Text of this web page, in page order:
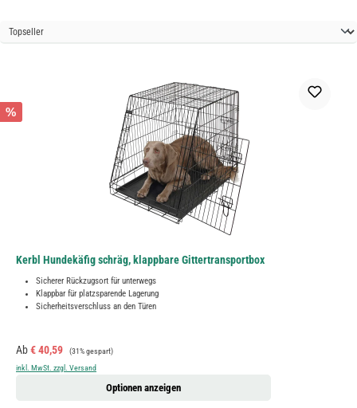
%
Kerbl Hundekäfig schräg, klappbare Gittertransportbox
Sicherer Rückzugsort für unterwegs
Klappbar für platzsparende Lagerung
Sicherheitsverschluss an den Türen
Verkaufspreis:
Ab€ 40,59 Regulärer Preis:
(31% gespart)
inkl. MwSt. zzgl. Versand
Optionen anzeigen